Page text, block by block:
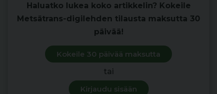
Haluatko lukea koko artikkelin? Kokeile
Metsätrans-digilehden tilausta maksutta 30
päivää!
Kokeile 30 päivää maksutta
tai
Kirjaudu sisään